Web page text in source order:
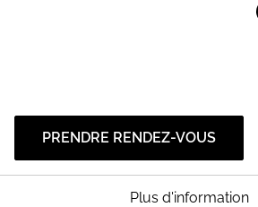
EN SAVOIR PLUS
PRENDRE RENDEZ-VOUS
Plus d'information